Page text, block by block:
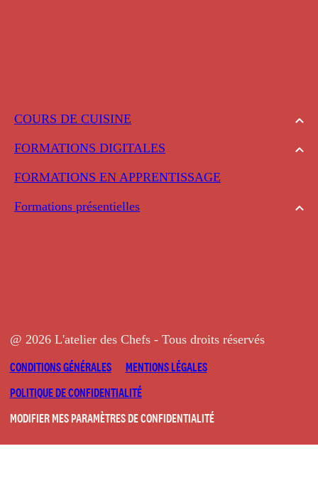
COURS DE CUISINE
FORMATIONS DIGITALES
FORMATIONS EN APPRENTISSAGE
Formations présentielles
@ 2026 L'atelier des Chefs - Tous droits réservés
CONDITIONS GÉNÉRALES
MENTIONS LÉGALES
POLITIQUE DE CONFIDENTIALITÉ
MODIFIER MES PARAMÈTRES DE CONFIDENTIALITÉ